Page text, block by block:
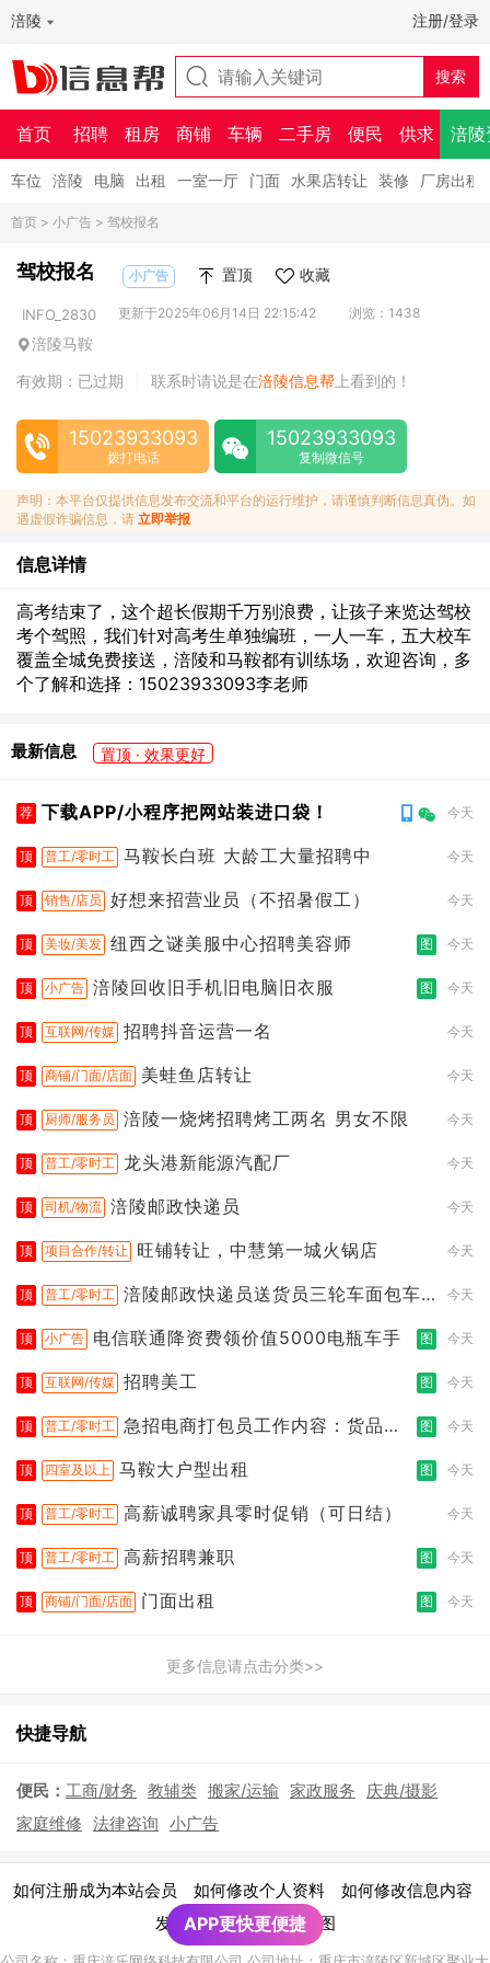
涪陵 注册/登录
首页 招聘 租房 商铺 车辆 二手房 便民 供求 涪陵
车位 涪陵 电脑 出租 一室一厅 门面 水果店转让 装修 厂房出租
首页 > 小广告 > 驾校报名
驾校报名 小广告 置顶 收藏
INFO_2830 更新于2025年06月14日 22:15:42 浏览：1438
涪陵马鞍
有效期：已过期
联系时请说是在涪陵信息帮 上看到的！
15023933093
拨打电话
15023933093
复制微信号
声明：本平台仅提供信息发布交流和平台的运行维护，请谨慎判断信息真伪。如
遇虚假诈骗信息，请 立即举报
信息详情
高考结束了，这个超长假期千万别浪费，让孩子来览达驾校
考个驾照，我们针对高考生单独编班，一人一车，五大校车
覆盖全城免费接送，涪陵和马鞍都有训练场，欢迎咨询，多
个了解和选择：15023933093李老师
最新信息 置顶 · 效果更好
荐 下载APP/小程序把网站装进口袋！ 今天
顶 普工/零时工 马鞍长白班 大龄工大量招聘中 今天
顶 销售/店员 好想来招营业员（不招暑假工） 今天
顶 美妆/美发 纽西之谜美服中心招聘美容师 图 今天
顶 小广告 涪陵回收旧手机旧电脑旧衣服 图 今天
顶 互联网/传媒 招聘抖音运营一名 今天
顶 商铺/门面/店面 美蛙鱼店转让 今天
顶 厨师/服务员 涪陵一烧烤招聘烤工两名 男女不限 今天
顶 普工/零时工 龙头港新能源汽配厂 今天
顶 司机/物流 涪陵邮政快递员 今天
顶 项目合作/转让 旺铺转让，中慧第一城火锅店 今天
顶 普工/零时工 涪陵邮政快递员送货员三轮车面包车
今天
顶 小广告 电信联通降资费领价值5000电瓶车手 图 今天
顶 互联网/传媒 招聘美工 图 今天
顶 普工/零时工 急招电商打包员工作内容：货品分
图 今天
顶 四室及以上 马鞍大户型出租 图 今天
顶 普工/零时工 高薪诚聘家具零时促销（可日结） 今天
顶 普工/零时工 高薪招聘兼职 图 今天
顶 商铺/门面/店面 门面出租 图 今天
更多信息请点击分类>>
快捷导航
便民： 工商/财务 教辅类 搬家/运输 家政服务
庆典/摄影
家庭维修 法律咨询 小广告
如何注册成为本站会员 如何修改个人资料 如何修改信息内容
发布广告须知 | 网站地图
APP更快更便捷